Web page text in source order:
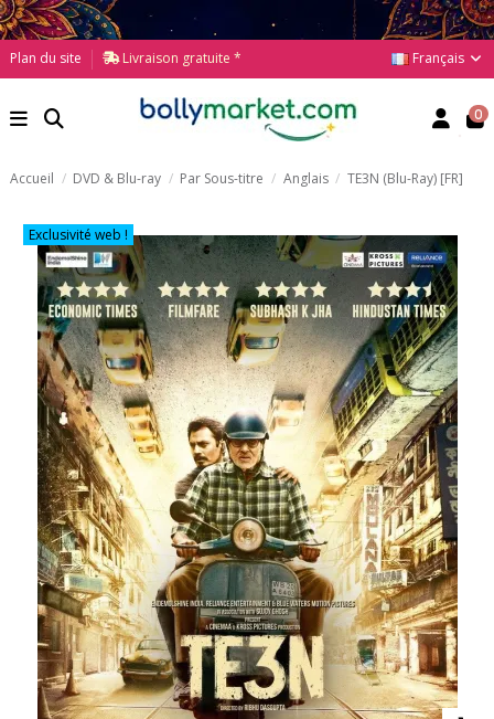
Plan du site Livraison gratuite * Français
0
Accueil DVD & Blu-ray Par Sous-titre Anglais TE3N (Blu-Ray) [FR]
Exclusivité web !